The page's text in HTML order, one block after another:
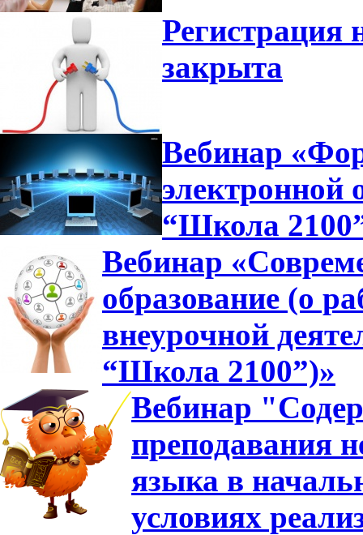
Регистрация
закрыта
Вебинар
электронной
“Школа
Вебинар
образование (о
внеурочной
“Школа 2100”)»
Вебинар
преподавания
языка в
условиях